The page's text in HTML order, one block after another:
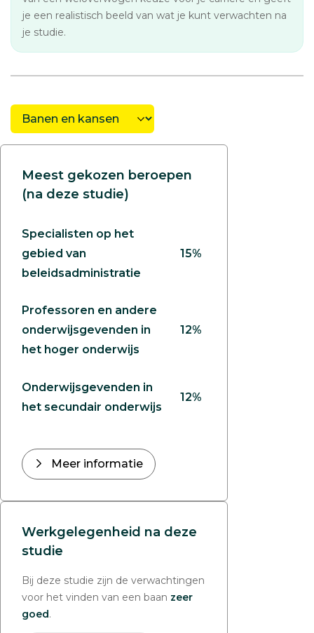
je een realistisch beeld van wat je kunt verwachten na
je studie.
Meest gekozen beroepen
(na deze studie)
Specialisten op het
gebied van
beleidsadministratie
15%
Professoren en andere
onderwijsgevenden in
het hoger onderwijs
12%
Onderwijsgevenden in
het secundair onderwijs
12%
Meer informatie
Werkgelegenheid na deze
studie
Bij deze studie zijn de verwachtingen
voor het vinden van een baan zeer
goed.